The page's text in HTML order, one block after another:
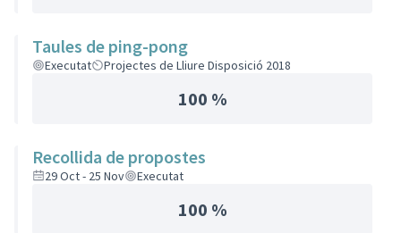
Taules de ping-pong
Executat Projectes de Lliure Disposició 2018
100 %
Recollida de propostes
29 Oct - 25 Nov Executat
100 %